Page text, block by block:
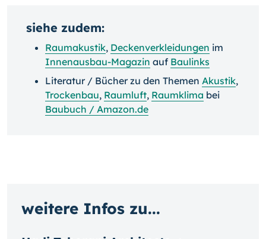
siehe zudem:
Raumakustik, Deckenverkleidungen im
Innenausbau-Magazin auf Baulinks
Literatur / Bücher zu den Themen Akustik,
Trockenbau, Raumluft, Raumklima bei
Baubuch / Amazon.de
weitere Infos zu...